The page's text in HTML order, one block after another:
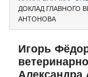
Политика
Общество
ДОКЛАД ГЛАВНОГО
АНТОНОВА
Игорь